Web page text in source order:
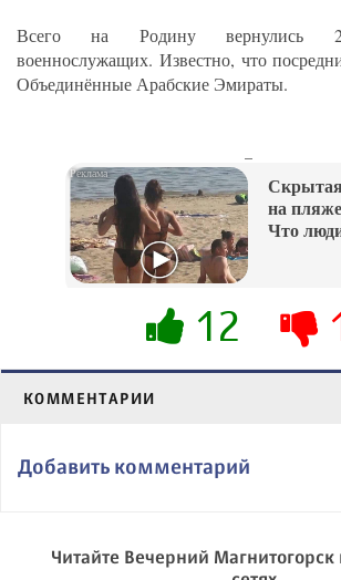
Всего на Родину вернулись
военнослужащих. Известно, что
Объединённые Арабские Эмираты.
на
Что
их не
12
КОММЕНТАРИИ
Добавить комментарий
Читайте Вечерний